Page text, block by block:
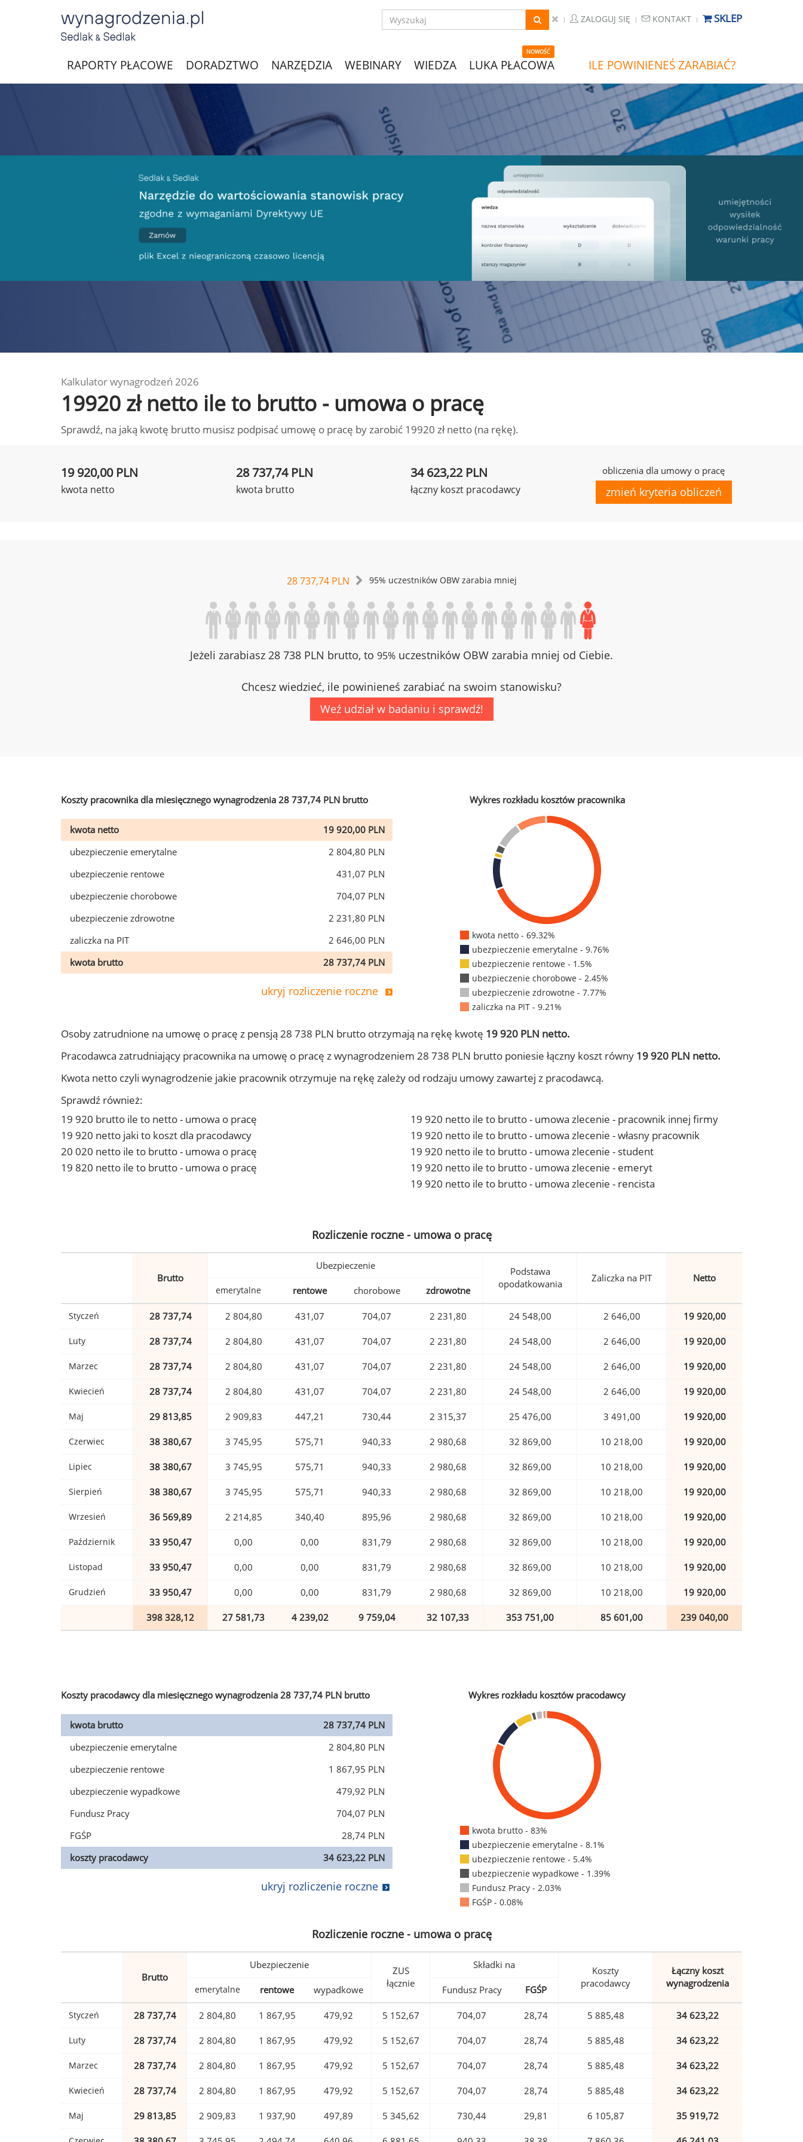
ZALOGUJ SIĘ KONTAKT SKLEP
RAPORTY PŁACOWE DORADZTWO NARZĘDZIA WEBINARY WIEDZA
NOWOŚĆ
LUKA PŁACOWA ILE POWINIENEŚ ZARABIAĆ?
Kalkulator wynagrodzeń 2026
19920 zł netto ile to brutto - umowa o pracę
Sprawdź, na jaką kwotę brutto musisz podpisać umowę o pracę by zarobić 19920 zł netto (na rękę).
19 920,00 PLN
kwota netto
28 737,74 PLN
kwota brutto
34 623,22 PLN
łączny koszt pracodawcy
obliczenia dla umowy o pracę
zmień kryteria obliczeń
28 737,74 PLN 95% uczestników OBW zarabia mniej
Jeżeli zarabiasz 28 738 PLN brutto, to 95% uczestników OBW zarabia mniej od Ciebie.
Chcesz wiedzieć, ile powinieneś zarabiać na swoim stanowisku?
Weź udział w badaniu i sprawdź!
Koszty pracownika dla miesięcznego wynagrodzenia 28 737,74 PLN brutto
kwota netto
19 920,00 PLN
ubezpieczenie emerytalne
2 804,80 PLN
ubezpieczenie rentowe
431,07 PLN
ubezpieczenie chorobowe
704,07 PLN
ubezpieczenie zdrowotne
2 231,80 PLN
zaliczka na PIT
2 646,00 PLN
kwota brutto
28 737,74 PLN
ukryj rozliczenie roczne
Wykres rozkładu kosztów pracownika
kwota netto - 69.32%
ubezpieczenie emerytalne - 9.76%
ubezpieczenie rentowe - 1.5%
ubezpieczenie chorobowe - 2.45%
ubezpieczenie zdrowotne - 7.77%
zaliczka na PIT - 9.21%
Osoby zatrudnione na umowę o pracę z pensją 28 738 PLN brutto otrzymają na rękę kwotę 19 920 PLN netto.
Pracodawca zatrudniający pracownika na umowę o pracę z wynagrodzeniem 28 738 PLN brutto poniesie łączny koszt równy 19 920 PLN netto.
Kwota netto czyli wynagrodzenie jakie pracownik otrzymuje na rękę zależy od rodzaju umowy zawartej z pracodawcą.
Sprawdź również:
19 920 brutto ile to netto - umowa o pracę
19 920 netto jaki to koszt dla pracodawcy
20 020 netto ile to brutto - umowa o pracę
19 820 netto ile to brutto - umowa o pracę
19 920 netto ile to brutto - umowa zlecenie - pracownik innej firmy
19 920 netto ile to brutto - umowa zlecenie - własny pracownik
19 920 netto ile to brutto - umowa zlecenie - student
19 920 netto ile to brutto - umowa zlecenie - emeryt
19 920 netto ile to brutto - umowa zlecenie - rencista
Rozliczenie roczne - umowa o pracę
Brutto
Ubezpieczenie
Podstawa
opodatkowania
Zaliczka na PIT Netto
emerytalne rentowe chorobowe zdrowotne
Styczeń 28 737,74 2 804,80 431,07 704,07 2 231,80 24 548,00 2 646,00 19 920,00
Luty 28 737,74 2 804,80 431,07 704,07 2 231,80 24 548,00 2 646,00 19 920,00
Marzec 28 737,74 2 804,80 431,07 704,07 2 231,80 24 548,00 2 646,00 19 920,00
Kwiecień 28 737,74 2 804,80 431,07 704,07 2 231,80 24 548,00 2 646,00 19 920,00
Maj 29 813,85 2 909,83 447,21 730,44 2 315,37 25 476,00 3 491,00 19 920,00
Czerwiec 38 380,67 3 745,95 575,71 940,33 2 980,68 32 869,00 10 218,00 19 920,00
Lipiec 38 380,67 3 745,95 575,71 940,33 2 980,68 32 869,00 10 218,00 19 920,00
Sierpień 38 380,67 3 745,95 575,71 940,33 2 980,68 32 869,00 10 218,00 19 920,00
Wrzesień 36 569,89 2 214,85 340,40 895,96 2 980,68 32 869,00 10 218,00 19 920,00
Październik 33 950,47 0,00 0,00 831,79 2 980,68 32 869,00 10 218,00 19 920,00
Listopad 33 950,47 0,00 0,00 831,79 2 980,68 32 869,00 10 218,00 19 920,00
Grudzień 33 950,47 0,00 0,00 831,79 2 980,68 32 869,00 10 218,00 19 920,00
398 328,12 27 581,73 4 239,02 9 759,04 32 107,33 353 751,00 85 601,00 239 040,00
Koszty pracodawcy dla miesięcznego wynagrodzenia 28 737,74 PLN brutto
kwota brutto
28 737,74 PLN
ubezpieczenie emerytalne
2 804,80 PLN
ubezpieczenie rentowe
1 867,95 PLN
ubezpieczenie wypadkowe
479,92 PLN
Fundusz Pracy
704,07 PLN
FGŚP
28,74 PLN
koszty pracodawcy
34 623,22 PLN
ukryj rozliczenie roczne
Wykres rozkładu kosztów pracodawcy
kwota brutto - 83%
ubezpieczenie emerytalne - 8.1%
ubezpieczenie rentowe - 5.4%
ubezpieczenie wypadkowe - 1.39%
Fundusz Pracy - 2.03%
FGŚP - 0.08%
Rozliczenie roczne - umowa o pracę
Brutto
Ubezpieczenie
ZUS
łącznie
Składki na
Koszty
pracodawcy
Łączny koszt
wynagrodzenia
emerytalne rentowe wypadkowe Fundusz Pracy FGŚP
Styczeń 28 737,74 2 804,80 1 867,95 479,92 5 152,67 704,07 28,74 5 885,48 34 623,22
Luty 28 737,74 2 804,80 1 867,95 479,92 5 152,67 704,07 28,74 5 885,48 34 623,22
Marzec 28 737,74 2 804,80 1 867,95 479,92 5 152,67 704,07 28,74 5 885,48 34 623,22
Kwiecień 28 737,74 2 804,80 1 867,95 479,92 5 152,67 704,07 28,74 5 885,48 34 623,22
Maj 29 813,85 2 909,83 1 937,90 497,89 5 345,62 730,44 29,81 6 105,87 35 919,72